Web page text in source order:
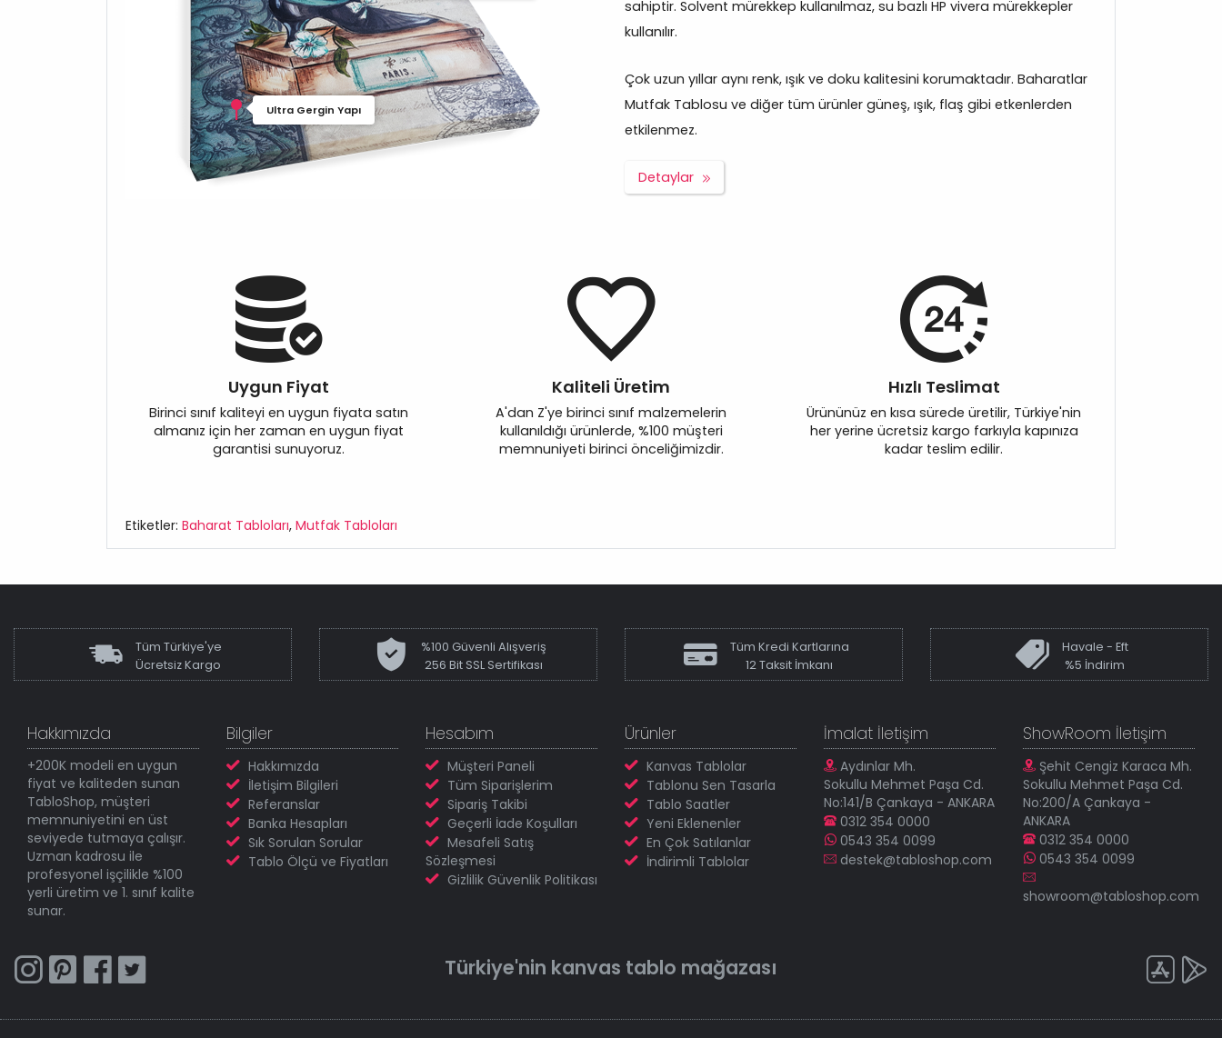
Ultra Gergin Yapı
sahiptir. Solvent mürekkep kullanılmaz, su bazlı HP vivera mürekkepler
kullanılır.
Çok uzun yıllar aynı renk, ışık ve doku kalitesini korumaktadır. Baharatlar
Mutfak Tablosu ve diğer tüm ürünler güneş, ışık, flaş gibi etkenlerden
etkilenmez.
Detaylar
Uygun Fiyat
Birinci sınıf kaliteyi en uygun fiyata satın
almanız için her zaman en uygun fiyat
garantisi sunuyoruz.
Kaliteli Üretim
A'dan Z'ye birinci sınıf malzemelerin
kullanıldığı ürünlerde, %100 müşteri
memnuniyeti birinci önceliğimizdir.
Hızlı Teslimat
Ürününüz en kısa sürede üretilir, Türkiye'nin
her yerine ücretsiz kargo farkıyla kapınıza
kadar teslim edilir.
Etiketler: Baharat Tabloları, Mutfak Tabloları
Tüm Türkiye'ye
Ücretsiz Kargo
%100 Güvenli Alışveriş
256 Bit SSL Sertifikası
Tüm Kredi Kartlarına
12 Taksit İmkanı
Havale - Eft
%5 İndirim
Hakkımızda
+200K modeli en uygun
fiyat ve kaliteden sunan
TabloShop, müşteri
memnuniyetini en üst
seviyede tutmaya çalışır.
Uzman kadrosu ile
profesyonel işçilikle %100
yerli üretim ve 1. sınıf kalite
sunar.
Bilgiler
Hakkımızda
İletişim Bilgileri
Referanslar
Banka Hesapları
Sık Sorulan Sorular
Tablo Ölçü ve Fiyatları
Hesabım
Müşteri Paneli
Tüm Siparişlerim
Sipariş Takibi
Geçerli İade Koşulları
Mesafeli Satış
Sözleşmesi
Gizlilik Güvenlik Politikası
Ürünler
Kanvas Tablolar
Tablonu Sen Tasarla
Tablo Saatler
Yeni Eklenenler
En Çok Satılanlar
İndirimli Tablolar
İmalat İletişim
Aydınlar Mh.
Sokullu Mehmet Paşa Cd.
No:141/B Çankaya - ANKARA
0312 354 0000
0543 354 0099
destek@tabloshop.com
ShowRoom İletişim
Şehit Cengiz Karaca Mh.
Sokullu Mehmet Paşa Cd.
No:200/A Çankaya -
ANKARA
0312 354 0000
0543 354 0099
showroom@tabloshop.com
Türkiye'nin kanvas tablo mağazası